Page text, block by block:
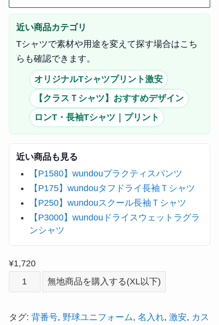
近い商品カテゴリ
Tシャツで素材や用途を変えて探す場合はこち
らも確認できます。
オリジナルTシャツプリント激安
【クラスＴシャツ】おすすめデザイン
ロンT・長袖Tシャツ｜プリント
近い商品も見る
【P1580】wundouプラクティスパンツ
【P175】wundouタフドライ長袖Ｔシャツ
【P250】wundouスクール長袖Ｔシャツ
【P3000】wundouドライスウェットラグラ
ンシャツ
¥1,720
球
無地商品を購入する(XL以下)
タグ: 背番号, 野球ユニフォーム, 名入れ, 激安, カス